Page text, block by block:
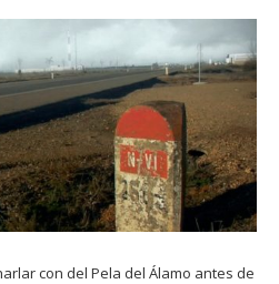
con del Pela del Álamo antes de